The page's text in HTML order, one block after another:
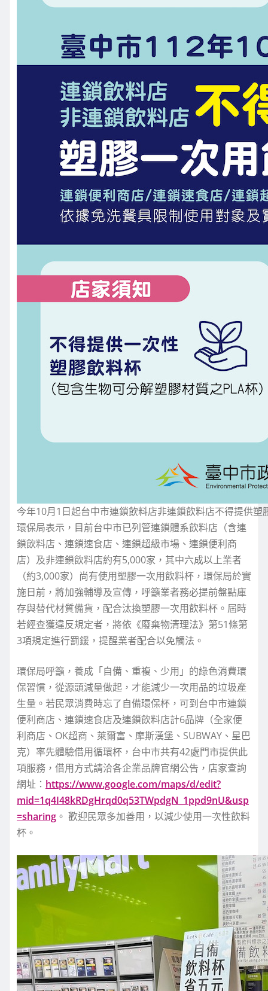
今年10月1日起台中市連鎖飲料店非連鎖飲料店不得提供塑
環保局表示，目前台中市已列管連鎖體系飲料店（含連
鎖飲料店、連鎖速食店、連鎖超級市場、連鎖便利商
店）及非連鎖飲料店約有5,000家，其中六成以上業者
（約3,000家）尚有使用塑膠一次用飲料杯，環保局於實
施日前，將加強輔導及宣傳，呼籲業者務必提前盤點庫
存與替代材質備貨，配合汰換塑膠一次用飲料杯。屆時
若經查獲違反規定者，將依《廢棄物清理法》第51條第
3項規定進行罰鍰，提醒業者配合以免觸法。
環保局呼籲，養成「自備、重複、少用」的綠色消費環
保習慣，從源頭減量做起，才能減少一次用品的垃圾產
生量。若民眾消費時忘了自備環保杯，可到台中市連鎖
便利商店、連鎖速食店及連鎖飲料店計6品牌（全家便
利商店、OK超商、萊爾富、摩斯漢堡、SUBWAY、星巴
克）率先體驗借用循環杯，台中市共有42處門市提供此
項服務，借用方式請洽各企業品牌官網公告，店家查詢
網址： https://www.google.com/maps/d/edit?
mid=1q4I48kRDgHrqd0q53TWpdgN_1ppd9nU&usp
=sharing 。 歡迎民眾多加善用，以減少使用一次性飲料
杯。